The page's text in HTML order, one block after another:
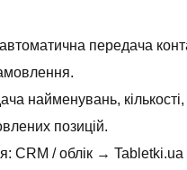
передача
найменувань, кількості,
позицій.
CRM / облік → Tabletki.ua